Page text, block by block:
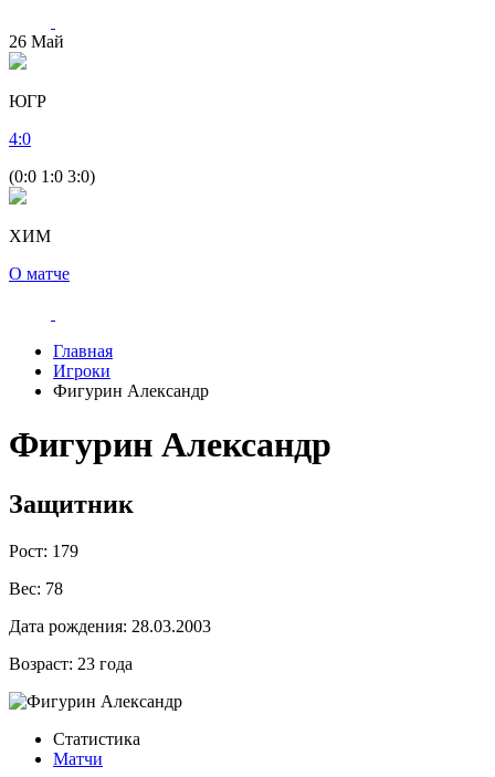
26 Май
ЮГР
4:0
(0:0 1:0 3:0)
ХИМ
О матче
Главная
Игроки
Фигурин Александр
Фигурин Александр
Защитник
Рост: 179
Вес: 78
Дата рождения: 28.03.2003
Возраст: 23 года
Статистика
Матчи